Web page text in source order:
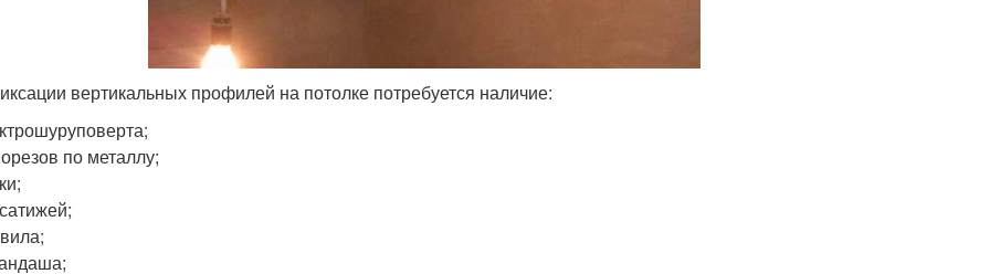
вертикальных профилей на потолке потребуется наличие:
по металлу;